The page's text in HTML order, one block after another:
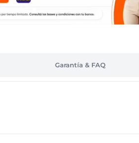
Garantía & FAQ